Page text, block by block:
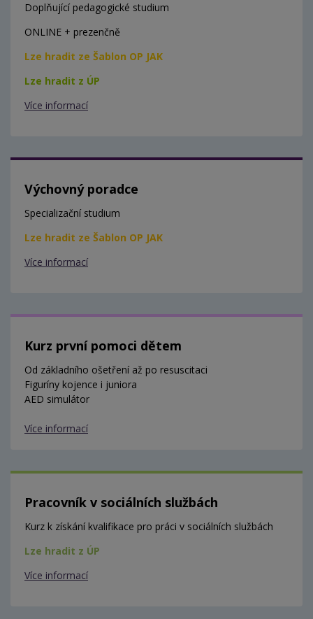
Doplňující pedagogické studium
ONLINE + prezenčně
Lze hradit ze Šablon OP JAK
Lze hradit z ÚP
Více informací
Výchovný poradce
Specializační studium
Lze hradit ze Šablon OP JAK
Více informací
Kurz první pomoci dětem
Od základního ošetření až po resuscitaci
Figuríny kojence i juniora
AED simulátor
Více informací
Pracovník v sociálních službách
Kurz k získání kvalifikace pro práci v sociálních službách
Lze hradit z ÚP
Více informací